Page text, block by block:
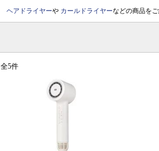
ヘアドライヤーや カールドライヤーなどの商品を
全5件